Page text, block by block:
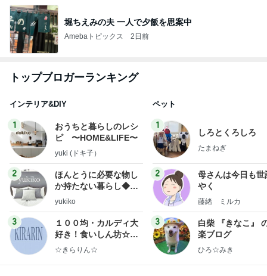
堀ちえみの夫 一人で夕飯を思案中
Amebaトピックス 2日前
トップブロガーランキング
インテリア&DIY
1
おうちと暮らしのレシ
ピ 〜HOME&LIFE〜
yuki (ドキ子）
2
ほんとうに必要な物し
か持たない暮らし◆Ke
ep Life Simple◆〜イ
yukiko
3
１００均・カルディ大
好き！食いしん坊☆き
らりん☆のブログ
☆きらりん☆
ペット
1
しろとくろしろ
たまねぎ
2
母さんは今日も世
やく
藤緒 ミルカ
3
白柴 『きなこ』
楽ブログ
ひろ☆みき